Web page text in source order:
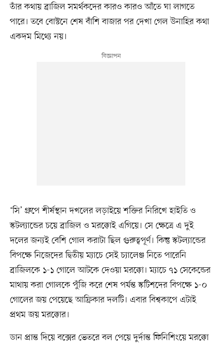
তাঁর কথায় ব্রাজিল সমর্থকদের কারও কারও আঁতে ঘা লাগতে
পারে। তবে বোস্টনে শেষ বাঁশি বাজার পর দেখা গেল উনাহির কথা
একদম মিথ্যে নয়।
‘সি’ গ্রুপে শীর্ষস্থান দখলের লড়াইয়ে শক্তির নিরিখে হাইতি ও
স্কটল্যান্ডের চয়ে ব্রাজিল ও মরক্কোই এগিয়ে। সে ক্ষেত্রে এ দুই
দলের জন্যই বেশি গোল করাটা ছিল গুরুত্বপূর্ণ। কিন্তু স্কটল্যান্ডের
বিপক্ষে নিজেদের দ্বিতীয় ম্যাচে সেই চ্যালেঞ্জ নিতে পারেনি
ব্রাজিলকে ১-১ গোলে আটকে দেওয়া মরক্কো। ম্যাচে ৭১ সেকেন্ডের
মাথায় করা গোলকে পুঁজি করে শেষ পর্যন্ত স্কটিশদের বিপক্ষে ১-০
গোলের জয় পেয়েছে আফ্রিকার দলটি। এবার বিশ্বকাপে এটাই
প্রথম জয় মরক্কোর।
ডান প্রান্ত দিয়ে বক্সের ভেতরে বল পেয়ে দুর্দান্ত ফিনিশিংয়ে মরক্কো